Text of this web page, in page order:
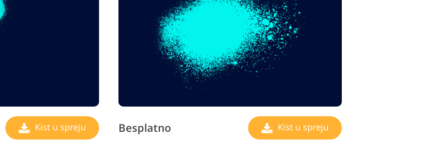
Kist u spreju Besplatno Kist u spreju